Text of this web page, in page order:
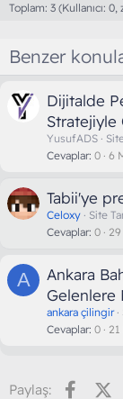
Toplam: 3 (Kullanıcı:
Benzer
Dijitalde
Stratejiyle
YusufADS
Cevaplar 0 6
Tabii'ye
Celoxy
Site
Cevaplar 0
A
Ankara
Gelenlere
ankara çilingir
Cevaplar 0
Paylaş: